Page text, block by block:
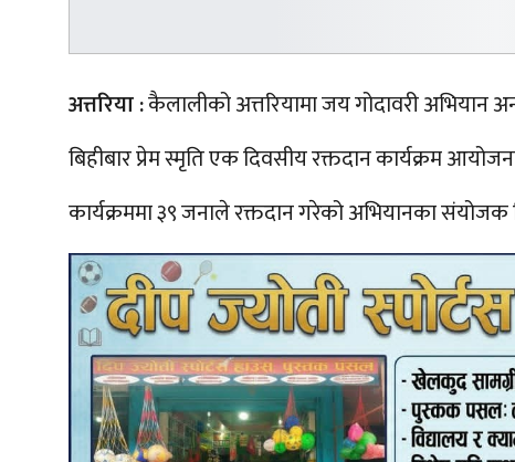
अत्तरिया :कैलालीको अत्तरियामा जय गोदावरी अभियान
बिहीबार प्रेम स्मृति एक दिवसीय रक्तदान कार्यक्रम
कार्यक्रममा ३९ जनाले रक्तदान गरेको अभियानका संयोजक